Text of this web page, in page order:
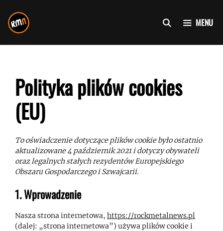
do
treści
MENU
Polityka plików cookies
(EU)
To oświadczenie dotyczące plików cookie było ostatnio
aktualizowane 4 październik 2021 i dotyczy obywateli
oraz legalnych stałych rezydentów Europejskiego
Obszaru Gospodarczego i Szwajcarii.
1. Wprowadzenie
Nasza strona internetowa, https://rockmetalnews.pl
(dalej: „strona internetowa”) używa plików cookie i